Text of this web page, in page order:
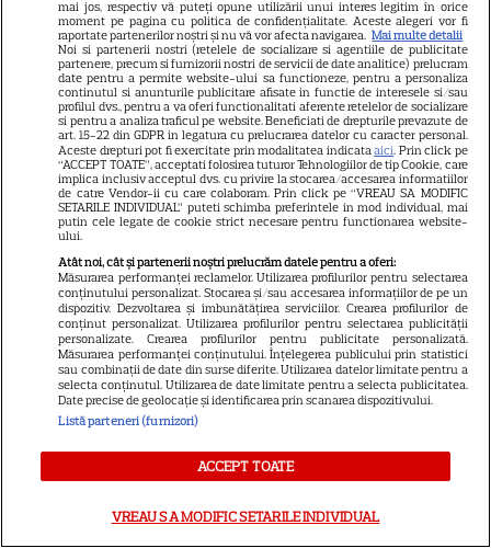
platformă
15
DISNEY PLUS
Premiere de neratat pe Netflix,
Disney+ și SkyShowtime în
august: seriale noi, filme de
colecție și vedete de top
5
CINEMA
Eli Roth revine cu „Omul cu
înghețata mortală”. Filmul
horror în care copiii devin
criminali după ce mănâncă
înghețată
VEDETE STRĂINE
aventura animată inspirată
mai jos, respectiv vă puteți opune utilizării unui interes legitim în orice
moment pe pagina cu politica de confidențialitate. Aceste alegeri vor fi
raportate partenerilor noștri și nu vă vor afecta navigarea. Mai multe detalii
Noi si partenerii nostri (retelele de socializare si agentiile de publicitate
partenere, precum si furnizorii nostri de servicii de date analitice) prelucram
date pentru a permite website-ului sa functioneze, pentru a personaliza
continutul si anunturile publicitare afisate in functie de interesele si/sau
profilul dvs., pentru a va oferi functionalitati aferente retelelor de socializare
si pentru a analiza traficul pe website. Beneficiati de drepturile prevazute de
art. 15-22 din GDPR in legatura cu prelucrarea datelor cu caracter personal.
Aceste drepturi pot fi exercitate prin modalitatea indicataaici. Prin click pe
“ACCEPT TOATE”, acceptati folosirea tuturor Tehnologiilor de tip Cookie, care
implica inclusiv acceptul dvs. cu privire la stocarea/accesarea informatiilor
de catre Vendor-ii cu care colaboram. Prin click pe “VREAU SA MODIFIC
SETARILE INDIVIDUAL” puteti schimba preferintele in mod individual, mai
putin cele legate de cookie strict necesare pentru functionarea website-
ului.
Atât noi, cât și partenerii noștri prelucrăm datele pentru a oferi:
Măsurarea performanței reclamelor. Utilizarea profilurilor pentru selectarea
conținutului personalizat. Stocarea și/sau accesarea informațiilor de pe un
dispozitiv. Dezvoltarea și îmbunătățirea serviciilor. Crearea profilurilor de
conținut personalizat. Utilizarea profilurilor pentru selectarea publicității
personalizate. Crearea profilurilor pentru publicitate personalizată.
Măsurarea performanței conținutului. Înțelegerea publicului prin statistici
sau combinații de date din surse diferite. Utilizarea datelor limitate pentru a
selecta conținutul. Utilizarea de date limitate pentru a selecta publicitatea.
Date precise de geolocație și identificarea prin scanarea dispozitivului.
Listă parteneri (furnizori)
ACCEPT TOATE
VREAU SA MODIFIC SETARILE INDIVIDUAL